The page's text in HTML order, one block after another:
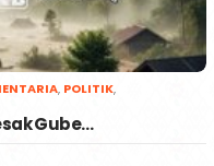
, POLITIK,
Gube…